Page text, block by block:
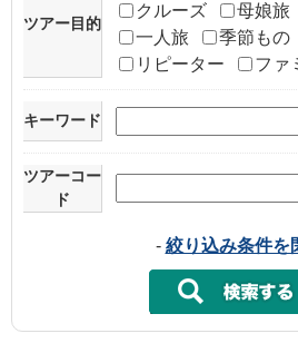
ツアー目的
クルーズ
母娘旅
一人旅
季節もの
リピーター
ファ
キーワード
ツアーコー
ド
- 絞り込み条件を